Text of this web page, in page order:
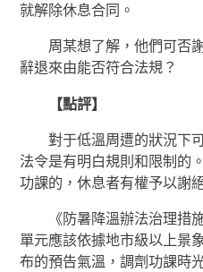
就解除休息合同。
周某想了解，他們可否
辭退來由能否符合法規？
【點評】
對于低溫周遭的狀況下
法令是有明白規則和限制的
功課的，休息者有權予以謝
《防暑降溫辦法治理措
單元應該依據地市級以上景
布的預告氣溫，調劑功課